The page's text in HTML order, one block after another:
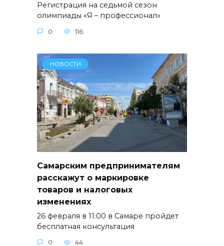
Регистрация на седьмой сезон
олимпиады «Я – профессионал»
0 116
НОВОСТИ
Самарским предпринимателям
расскажут о маркировке
товаров и налоговых
изменениях
26 февраля в 11:00 в Самаре пройдет
бесплатная консультация
0 44